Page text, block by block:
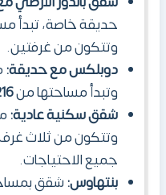
حديقة خاصة، تبدأ
وتتكون من غرفتين.
دوبلكس مع حديقة:
وتبدأ مساحتها من
شقق سكنية عادية:
وتتكون من ثلاث
جميع الاحتياجات.
بنتهاوس:شقق